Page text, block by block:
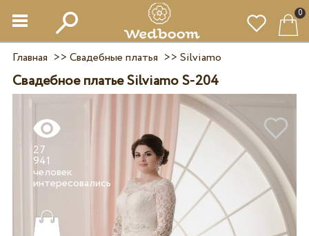
0
Главная >> Свадебные платья >> Silviamo
Свадебное платье Silviamo S-204
27
941
человек